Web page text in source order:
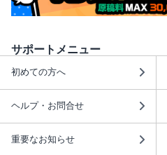
サポートメニュー
初めての方へ
ヘルプ・お問合せ
重要なお知らせ